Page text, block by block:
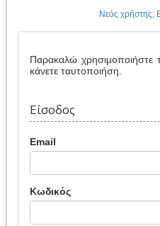
Νεός χρήστης;
Παρακαλώ
κάνετε ταυτοποιήση.
Είσοδος
Email
Κωδικός